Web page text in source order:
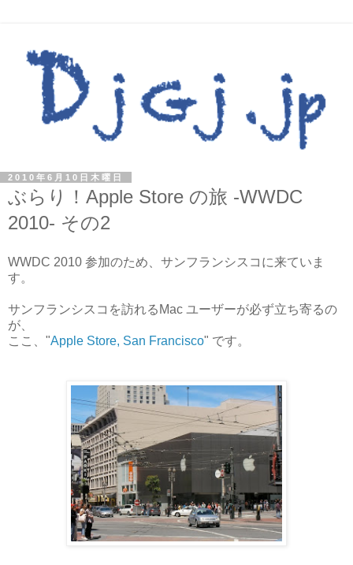
2010年6月10日木曜日
ぶらり！Apple Store の旅 -WWDC
2010- その2
WWDC 2010 参加のため、サンフランシスコに来ていま
す。
サンフランシスコを訪れるMac ユーザーが必ず立ち寄るの
が、
ここ、"Apple Store, San Francisco" です。